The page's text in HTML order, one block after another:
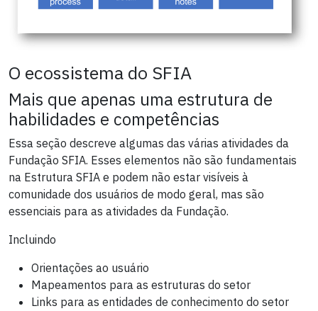
O ecossistema do SFIA
Mais que apenas uma estrutura de
habilidades e competências
Essa seção descreve algumas das várias atividades da
Fundação SFIA. Esses elementos não são fundamentais
na Estrutura SFIA e podem não estar visíveis à
comunidade dos usuários de modo geral, mas são
essenciais para as atividades da Fundação.
Incluindo
Orientações ao usuário
Mapeamentos para as estruturas do setor
Links para as entidades de conhecimento do setor